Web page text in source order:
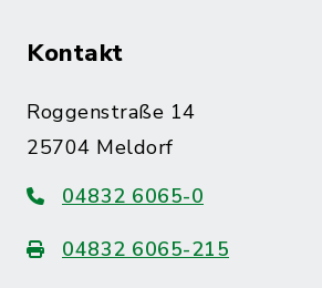
Kontakt
Roggenstraße 14
25704 Meldorf
04832 6065-0
04832 6065-215